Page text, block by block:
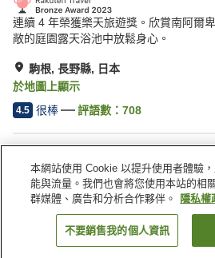
連續 4 年榮獲樂天旅遊獎。欣賞南阿爾
敞的庭園露天浴池中放鬆身心。
駒根, 長野縣, 日本
於地圖上顯示
4.5 很棒 評語數： 708
停車場
三溫
Spa／美容沙龍
餐廳
日本 長野縣 駒根 早太
找客房
本網站使用 Cookie 以提升使用者體驗
能與流量。我們也會將您使用本站的相
群媒體、廣告和分析合作夥伴。
隱私權
不要銷售我的個人資訊